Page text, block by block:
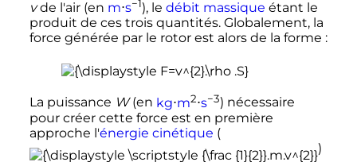
vde l'air (en m⋅s−1), le débit massique étant le
produit de ces trois quantités. Globalement, la
force générée par le rotor est alors de la forme :
La puissance W(en kg⋅m2⋅s−3) nécessaire
pour créer cette force est en première
approche l'énergie cinétique (
)